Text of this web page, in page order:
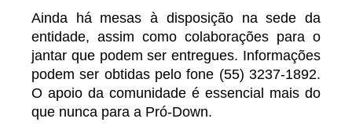
Ainda há mesas à disposição na sede da
entidade, assim como colaborações para o
jantar que podem ser entregues. Informações
podem ser obtidas pelo fone (55) 3237-1892.
O apoio da comunidade é essencial mais do
que nunca para a Pró-Down.